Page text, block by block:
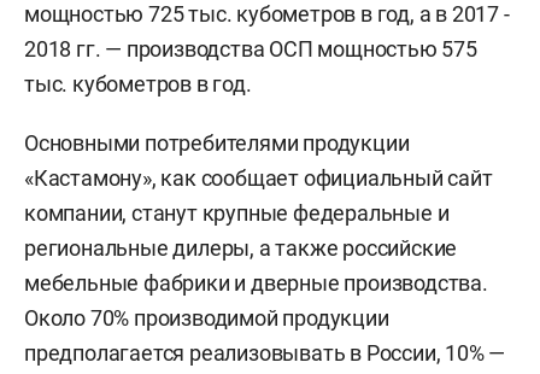
мощностью 725 тыс. кубометров в год, а в 2017 -
2018 гг. — производства ОСП мощностью 575
тыс. кубометров в год.
Основными потребителями продукции
«Кастамону», как сообщает официальный сайт
компании, станут крупные федеральные и
региональные дилеры, а также российские
мебельные фабрики и дверные производства.
Около 70% производимой продукции
предполагается реализовывать в России, 10% —